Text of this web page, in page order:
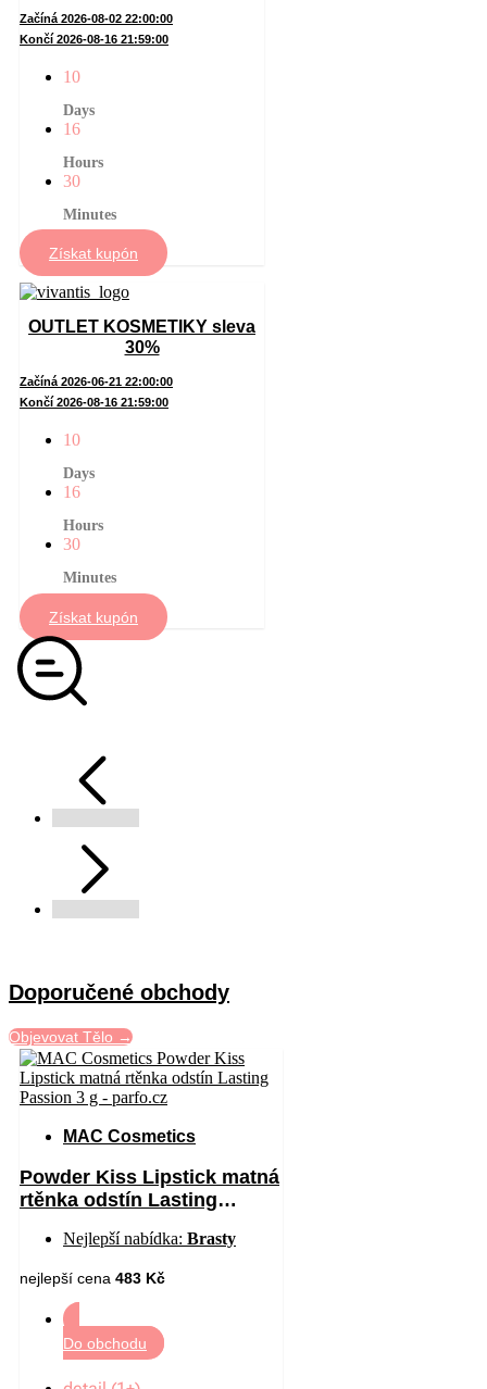
Začíná 2026-08-02 22:00:00
Končí 2026-08-16 21:59:00
10
Days
16
Hours
30
Minutes
Získat kupón
OUTLET KOSMETIKY sleva
30%
Začíná 2026-06-21 22:00:00
Končí 2026-08-16 21:59:00
10
Days
16
Hours
30
Minutes
Získat kupón
Doporučené obchody
Objevovat Tělo →
MAC Cosmetics
Powder Kiss Lipstick matná
rtěnka odstín Lasting
Nejlepší nabídka: Brasty
nejlepší cena 483 Kč
Do obchodu